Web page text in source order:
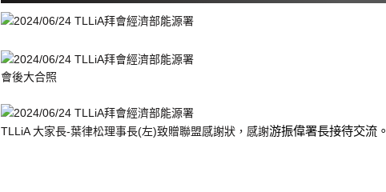
會後大合照
TLLiA 大家長-葉律松理事長(左)致贈聯盟感謝狀，感謝游振偉署長接待交流。